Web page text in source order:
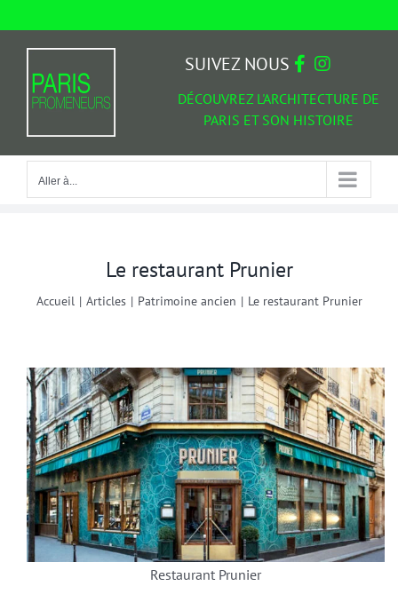
Aller à...
DÉCOUVREZ L'ARCHITECTURE DE
PARIS ET SON HISTOIRE
SUIVEZ NOUS
Aller à...
Le restaurant Prunier
Accueil | Articles | Patrimoine ancien | Le restaurant Prunier
Restaurant Prunier